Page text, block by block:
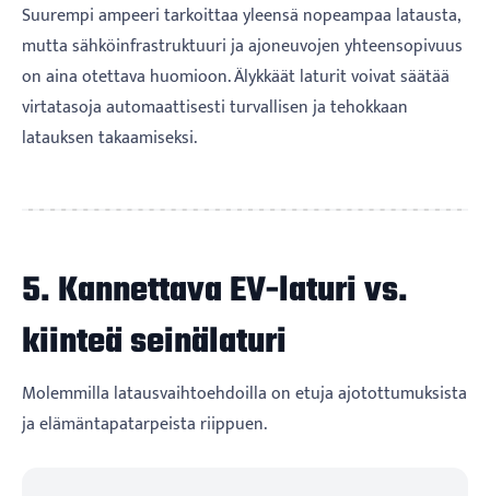
Suurempi ampeeri tarkoittaa yleensä nopeampaa latausta,
mutta sähköinfrastruktuuri ja ajoneuvojen yhteensopivuus
on aina otettava huomioon. Älykkäät laturit voivat säätää
virtatasoja automaattisesti turvallisen ja tehokkaan
latauksen takaamiseksi.
5. Kannettava EV-laturi vs.
kiinteä seinälaturi
Molemmilla latausvaihtoehdoilla on etuja ajotottumuksista
ja elämäntapatarpeista riippuen.